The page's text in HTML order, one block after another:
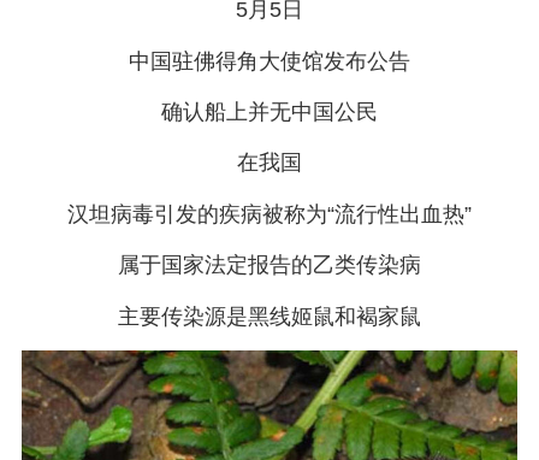
5月5日
中国驻佛得角大使馆发布公告
确认船上并无中国公民
在我国
汉坦病毒引发的疾病被称为“流行性出血热”
属于国家法定报告的乙类传染病
主要传染源是黑线姬鼠和褐家鼠